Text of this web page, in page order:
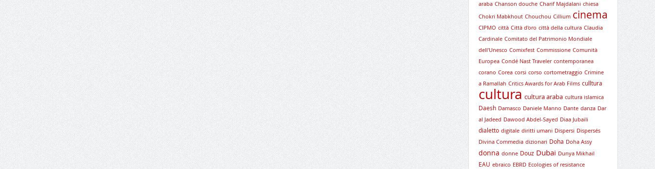
araba Chanson douche Charif Majdalani chiesa
Chokri Mabkhout Chouchou Cillium cinema
CIPMO città Città d'oro città della cultura Claudia
Cardinale Comitato del Patrimonio Mondiale
dell'Unesco Comixfest Commissione Comunità
Europea Condé Nast Traveler contemporanea
corano Corea corsi corso cortometraggio Crimine
a Ramallah Critics Awards for Arab Films culltura
cultura cultura araba cultura islamica
Daesh Damasco Daniele Manno Dante danza Dar
al Jadeed Dawood Abdel-Sayed Diaa Jubaili
dialetto digitale diritti umani Dispersi Dispersés
Divina Commedia dizionari Doha Doha Assy
donna donne Douz Dubai Dunya Mikhail
EAU ebraico EBRD Ecologies of resistance